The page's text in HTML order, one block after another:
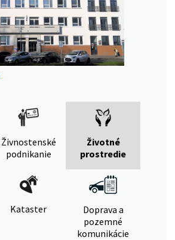
Živnostenské
podnikanie
Životné
prostredie
Kataster
Doprava a
pozemné
komunikácie